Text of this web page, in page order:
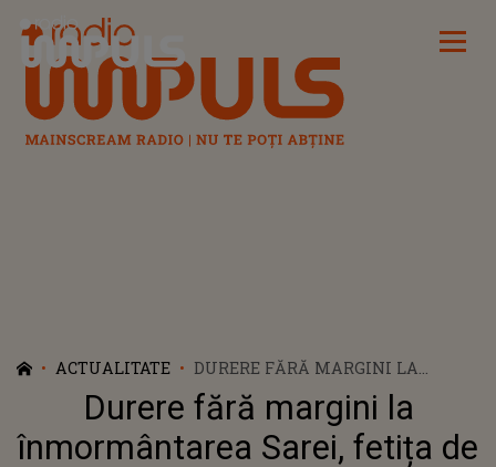
Radio Impuls
ACTUALITATE
DURERE FĂRĂ MARGINI LA
ÎNMORMÂNTAREA SAREI, FETIȚA
DE 2 ANI CARE ȘI-A PIERDUT
VIAȚA LA STOMATOLOG, ÎN URMA
ANESTEZIEI! DEVASTATĂ, MAMA
Durere fără margini la
înmormântarea Sarei, fetița de